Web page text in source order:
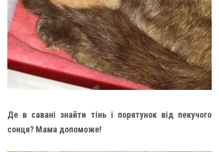
Де в савані знайти тінь і порятунок від пекучого
сонця? Мама допоможе!